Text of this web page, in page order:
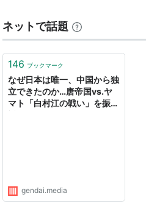
ネットで話題
146 ブックマーク
なぜ日本は唯一、中国から独
立できたのか…唐帝国vs.ヤ
マト「白村江の戦い」を振り
gendai.media